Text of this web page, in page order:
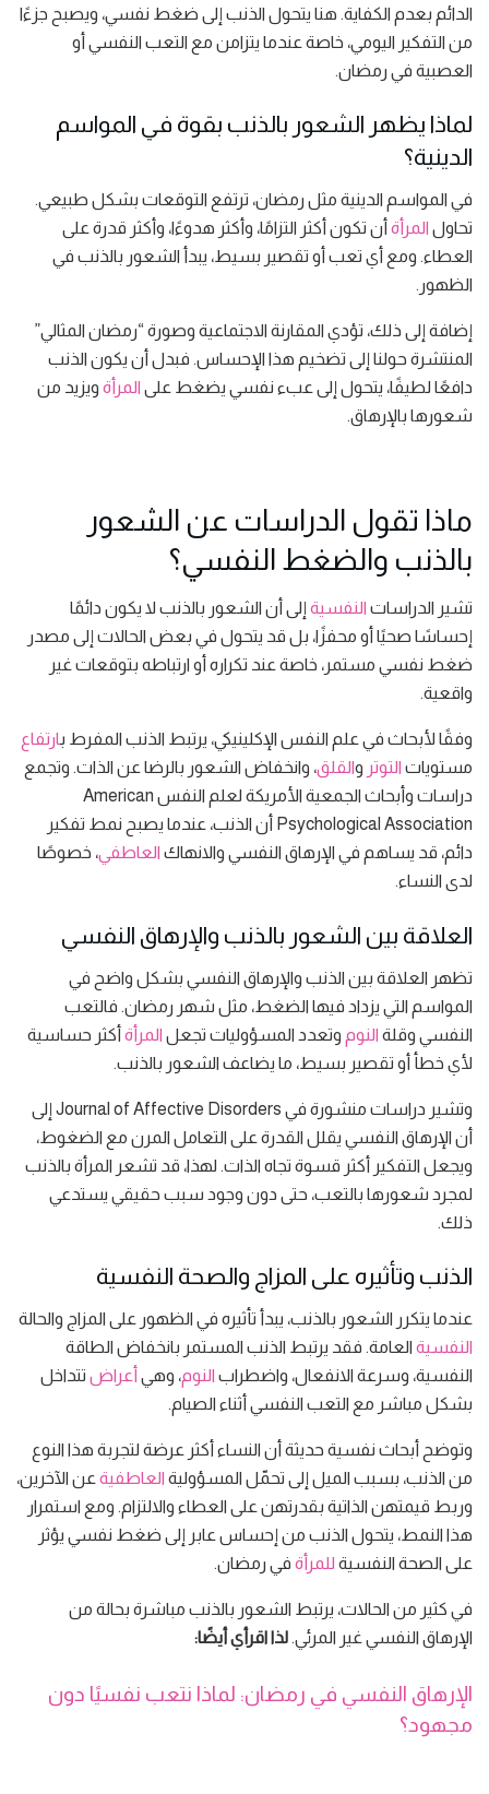
الدائم بعدم الكفاية. هنا يتحول الذنب إلى ضغط نفسي، ويصبح جزءًا
من التفكير اليومي، خاصة عندما يتزامن مع التعب النفسي أو
العصبية في رمضان.
لماذا يظهر الشعور بالذنب بقوة في المواسم
الدينية؟
في المواسم الدينية مثل رمضان، ترتفع التوقعات بشكل طبيعي.
تحاول المرأة أن تكون أكثر التزامًا، وأكثر هدوءًا، وأكثر قدرة على
العطاء. ومع أي تعب أو تقصير بسيط، يبدأ الشعور بالذنب في
الظهور.
إضافة إلى ذلك، تؤدي المقارنة الاجتماعية وصورة “رمضان المثالي”
المنتشرة حولنا إلى تضخيم هذا الإحساس. فبدل أن يكون الذنب
دافعًا لطيفًا، يتحول إلى عبء نفسي يضغط على المرأة ويزيد من
شعورها بالإرهاق.
ماذا تقول الدراسات عن الشعور
بالذنب والضغط النفسي؟
تشير الدراسات النفسية إلى أن الشعور بالذنب لا يكون دائمًا
إحساسًا صحيًا أو محفزًا، بل قد يتحول في بعض الحالات إلى مصدر
ضغط نفسي مستمر، خاصة عند تكراره أو ارتباطه بتوقعات غير
واقعية.
وفقًا لأبحاث في علم النفس الإكلينيكي، يرتبط الذنب المفرط بارتفاع
مستويات التوتر والقلق، وانخفاض الشعور بالرضا عن الذات. وتجمع
دراسات وأبحاث الجمعية الأمريكة لعلم النفس American
Psychological Association أن الذنب، عندما يصبح نمط تفكير
دائم، قد يساهم في الإرهاق النفسي والانهاك العاطفي، خصوصًا
لدى النساء.
العلاقة بين الشعور بالذنب والإرهاق النفسي
تظهر العلاقة بين الذنب والإرهاق النفسي بشكل واضح في
المواسم التي يزداد فيها الضغط، مثل شهر رمضان. فالتعب
النفسي وقلة النوم وتعدد المسؤوليات تجعل المرأة أكثر حساسية
لأي خطأ أو تقصير بسيط، ما يضاعف الشعور بالذنب.
وتشير دراسات منشورة في Journal of Affective Disorders إلى
أن الإرهاق النفسي يقلل القدرة على التعامل المرن مع الضغوط،
ويجعل التفكير أكثر قسوة تجاه الذات. لهذا، قد تشعر المرأة بالذنب
لمجرد شعورها بالتعب، حتى دون وجود سبب حقيقي يستدعي
ذلك.
الذنب وتأثيره على المزاج والصحة النفسية
عندما يتكرر الشعور بالذنب، يبدأ تأثيره في الظهور على المزاج والحالة
النفسية العامة. فقد يرتبط الذنب المستمر بانخفاض الطاقة
النفسية، وسرعة الانفعال، واضطراب النوم، وهي أعراض تتداخل
بشكل مباشر مع التعب النفسي أثناء الصيام.
وتوضح أبحاث نفسية حديثة أن النساء أكثر عرضة لتجربة هذا النوع
من الذنب، بسبب الميل إلى تحمّل المسؤولية العاطفية عن الآخرين،
وربط قيمتهن الذاتية بقدرتهن على العطاء والالتزام. ومع استمرار
هذا النمط، يتحول الذنب من إحساس عابر إلى ضغط نفسي يؤثر
على الصحة النفسية للمرأة في رمضان.
في كثير من الحالات، يرتبط الشعور بالذنب مباشرة بحالة من
الإرهاق النفسي غير المرئي. لذا اقرأي أيضًا:
الإرهاق النفسي في رمضان: لماذا نتعب نفسيًا دون
مجهود؟